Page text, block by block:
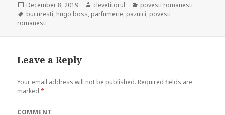
Posted
on
December 8, 2019 Author
clevetitorul Categories
povesti romanesti
Tags
bucuresti, hugo boss, parfumerie, paznici, povesti
romanesti
Leave a Reply
Your email address will not be published. Required fields are
marked*
COMMENT